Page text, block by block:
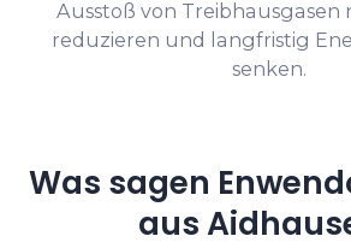
Ausstoß von Treibhausgasen
reduzieren und langfristig
senken.
Was sagen
aus